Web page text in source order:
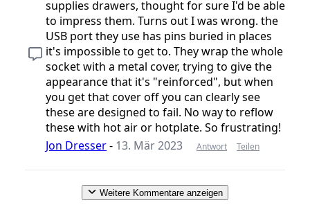
supplies drawers, thought for sure I'd be able
to impress them. Turns out I was wrong. the
USB port they use has pins buried in places
it's impossible to get to. They wrap the whole
socket with a metal cover, trying to give the
appearance that it's "reinforced", but when
you get that cover off you can clearly see
these are designed to fail. No way to reflow
these with hot air or hotplate. So frustrating!
Jon Dresser- 13. Mär 2023 Antwort Teilen
Weitere Kommentare anzeigen